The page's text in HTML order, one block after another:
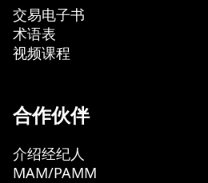
交易电子书
术语表
视频课程
合作伙伴
介绍经纪人
MAM/PAMM